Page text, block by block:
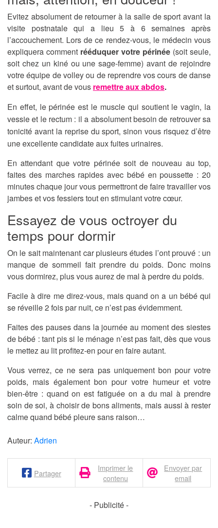
Evitez absolument de retourner à la salle de sport avant la
visite postnatale qui a lieu 5 à 6 semaines après
l’accouchement. Lors de ce rendez-vous, le médecin vous
expliquera comment rééduquer votre périnée (soit seule,
soit chez un kiné ou une sage-femme) avant de rejoindre
votre équipe de volley ou de reprendre vos cours de danse
et surtout, avant de vous remettre aux abdos.
En effet, le périnée est le muscle qui soutient le vagin, la
vessie et le rectum : il a absolument besoin de retrouver sa
tonicité avant la reprise du sport, sinon vous risquez d’être
une excellente candidate aux fuites urinaires.
En attendant que votre périnée soit de nouveau au top,
faites des marches rapides avec bébé en poussette : 20
minutes chaque jour vous permettront de faire travailler vos
jambes et vos fessiers tout en stimulant votre cœur.
Essayez de vous octroyer du
temps pour dormir
On le sait maintenant car plusieurs études l’ont prouvé : un
manque de sommeil fait prendre du poids. Donc moins
vous dormirez, plus vous aurez de mal à perdre du poids.
Facile à dire me direz-vous, mais quand on a un bébé qui
se réveille 2 fois par nuit, ce n’est pas évidemment.
Faites des pauses dans la journée au moment des siestes
de bébé : tant pis si le ménage n’est pas fait, dès que vous
le mettez au lit profitez-en pour en faire autant.
Vous verrez, ce ne sera pas uniquement bon pour votre
poids, mais également bon pour votre humeur et votre
bien-être : quand on est fatiguée on a du mal à prendre
soin de soi, à choisir de bons aliments, mais aussi à rester
calme quand bébé pleure sans raison…
Auteur: Adrien
Partager
Imprimer le
contenu
Envoyer par
email
- Publicité -